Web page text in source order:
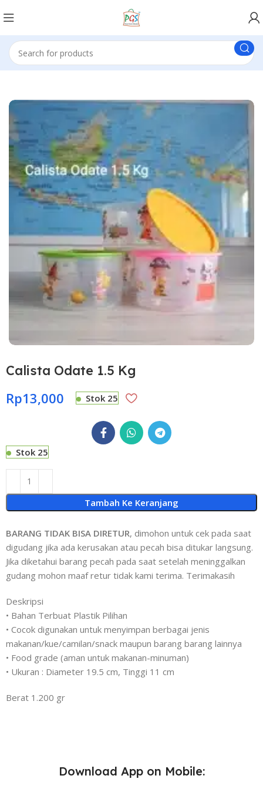
Calista Odate 1.5 Kg
Rp13,000 Stok 25
Stok 25
Tambah Ke Keranjang
BARANG TIDAK BISA DIRETUR, dimohon untuk cek pada saat
digudang jika ada kerusakan atau pecah bisa ditukar langsung.
Jika diketahui barang pecah pada saat setelah meninggalkan
gudang mohon maaf retur tidak kami terima. Terimakasih
Deskripsi
• Bahan Terbuat Plastik Pilihan
• Cocok digunakan untuk menyimpan berbagai jenis
makanan/kue/camilan/snack maupun barang barang lainnya
• Food grade (aman untuk makanan-minuman)
• Ukuran : Diameter 19.5 cm, Tinggi 11 cm
Berat 1.200 gr
Download App on Mobile: